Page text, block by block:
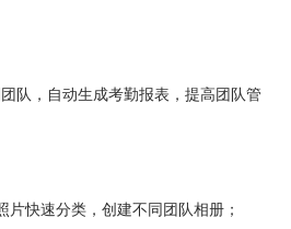
队，自动生成考勤报表，提高团队管
快速分类，创建不同团队相册；